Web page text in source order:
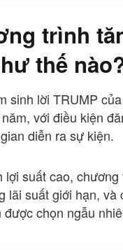
trình
thế
sinh lời TRUMP
với điều kiện
diễn ra sự kiện.
lợi suất cao,
lãi suất giới hạn,
được chọn ngẫu